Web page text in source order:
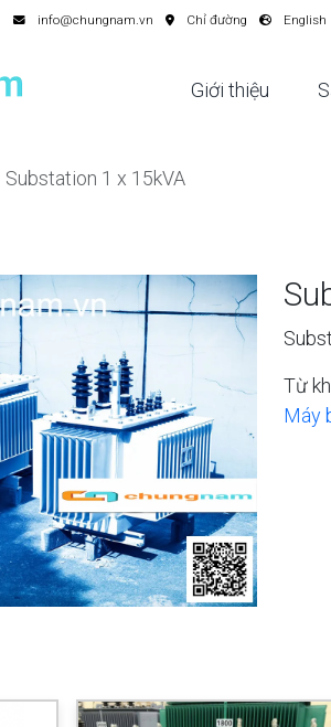
info@chungnam.vn Chỉ đường English
Giới thiệu
Substation 1 x 15kVA
Từ
Máy